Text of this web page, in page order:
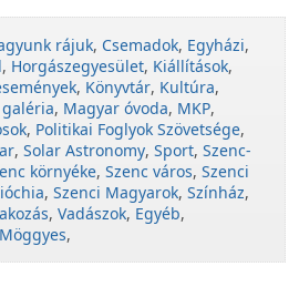
rájuk, Csemadok, Egyházi,
, Horgászegyesület, Kiállítások,
, Könyvtár, Kultúra,
, Magyar óvoda, MKP,
, Politikai Foglyok Szövetsége,
, Solar Astronomy, Sport, Szenc-
környéke, Szenc város, Szenci
, Szenci Magyarok, Színház,
, Vadászok, Egyéb,
Möggyes,